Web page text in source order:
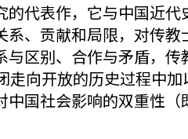
代表作，它与中国近
、贡献和局限，对传教
区别、合作与矛盾，传
向开放的历史过程中
国社会影响的双重性